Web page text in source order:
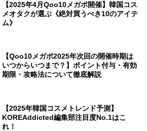
【2025年4月Qoo10メガポ開催】韓国コス
メオタクが選ぶ《絶対買うべき10のアイテ
ム》
【Qoo10メガポ2025年次回の開催時期は
いつからいつまで？】ポイント付与・有効
期限・攻略法について徹底解説
【2025年韓国コスメトレンド予測】
KOREAddicted編集部注目度No.1はこ
れ！